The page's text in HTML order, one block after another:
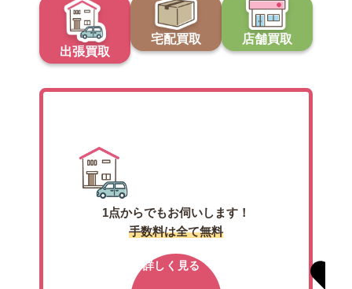
出張買取
宅配買取 店舗買取
1点からでもお伺いします！
手数料は全て無料
詳しく見る